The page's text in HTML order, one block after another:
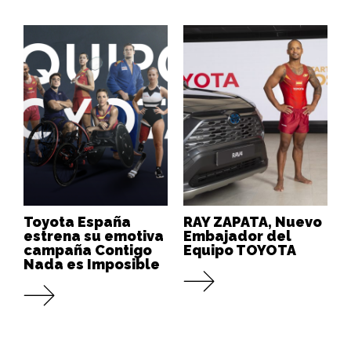
Toyota España
estrena su emotiva
campaña Contigo
Nada es Imposible
RAY ZAPATA, Nuevo
Embajador del
Equipo TOYOTA